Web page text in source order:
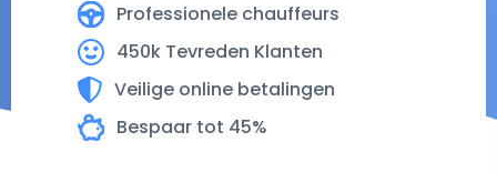
Professionele chauffeurs
450k Tevreden Klanten
Veilige online betalingen
Bespaar tot 45%